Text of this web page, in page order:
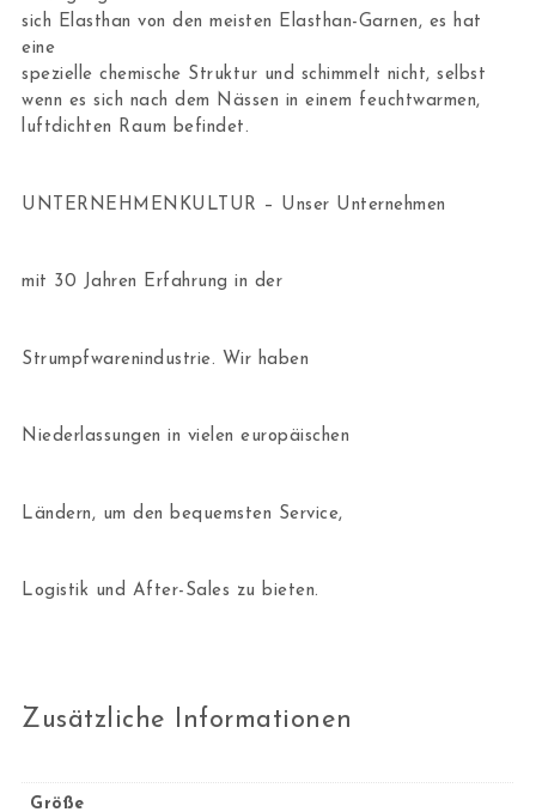
sich Elasthan von den meisten Elasthan-Garnen, es hat
eine
spezielle chemische Struktur und schimmelt nicht, selbst
wenn es sich nach dem Nässen in einem feuchtwarmen,
luftdichten Raum befindet.
UNTERNEHMENKULTUR – Unser Unternehmen
mit 30 Jahren Erfahrung in der
Strumpfwarenindustrie. Wir haben
Niederlassungen in vielen europäischen
Ländern, um den bequemsten Service,
Logistik und After-Sales zu bieten.
Zusätzliche Informationen
Größe